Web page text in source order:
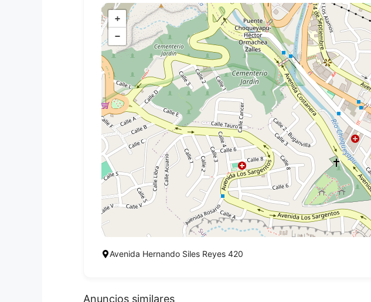
+
−
Avenida Hernando Siles Reyes 420
Anuncios similares